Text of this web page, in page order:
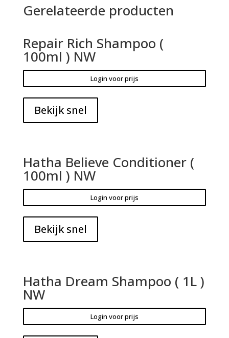
Gerelateerde producten
Repair Rich Shampoo (
100ml ) NW
Login voor prijs
Bekijk snel
Hatha Believe Conditioner (
100ml ) NW
Login voor prijs
Bekijk snel
Hatha Dream Shampoo ( 1L )
NW
Login voor prijs